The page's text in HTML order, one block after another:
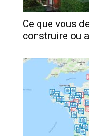
Ce que vous
construire ou